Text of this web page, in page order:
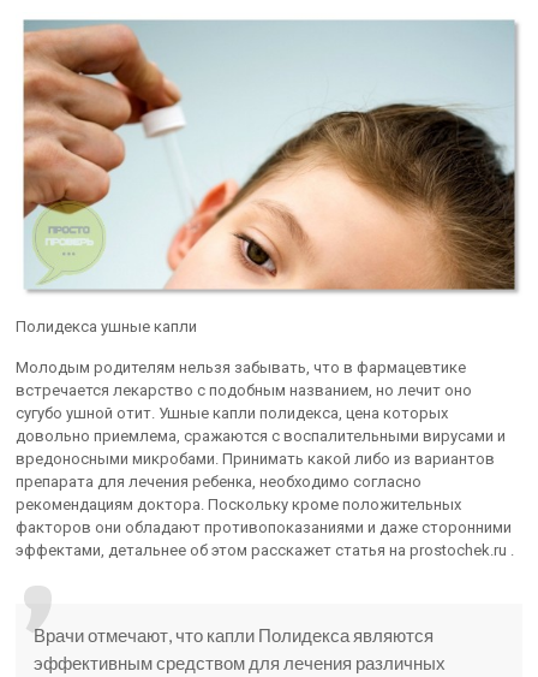
Полидекса ушные капли
Молодым родителям нельзя забывать, что в фармацевтике
встречается лекарство с подобным названием, но лечит оно
сугубо ушной отит. Ушные капли полидекса, цена которых
довольно приемлема, сражаются с воспалительными вирусами и
вредоносными микробами. Принимать какой либо из вариантов
препарата для лечения ребенка, необходимо согласно
рекомендациям доктора. Поскольку кроме положительных
факторов они обладают противопоказаниями и даже сторонними
эффектами, детальнее об этом расскажет статья на prostochek.ru .
Врачи отмечают, что капли Полидекса являются
эффективным средством для лечения различных